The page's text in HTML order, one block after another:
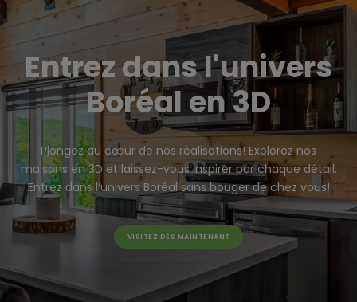
Entrez dans l'univers
Boréal en 3D
Plongez au cœur de nos réalisations! Explorez nos
maisons en 3D et laissez-vous inspirer par chaque détail.
Entrez dans l’univers Boréal sans bouger de chez vous!
VISITEZ DÈS MAINTENANT